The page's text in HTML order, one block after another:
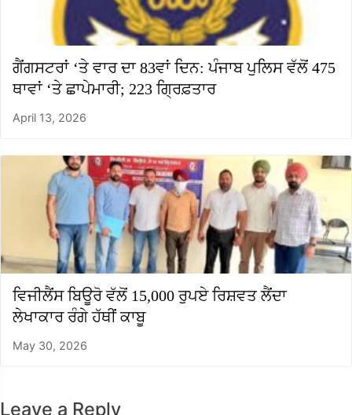
ਗੈਂਗਸਟਰਾਂ ‘ਤੇ ਵਾਰ ਦਾ 83ਵਾਂ ਦਿਨ: ਪੰਜਾਬ ਪੁਲਿਸ ਵੱਲੋਂ 475
ਥਾਵਾਂ ‘ਤੇ ਛਾਪੇਮਾਰੀ; 223 ਗ੍ਰਿਫ਼ਤਾਰ
April 13, 2026
ਵਿਜੀਲੈਂਸ ਬਿਊਰੋ ਵੱਲੋਂ 15,000 ਰੁਪਏ ਰਿਸ਼ਵਤ ਲੈਂਦਾ
ਲੇਖਾਕਾਰ ਰੰਗੇ ਹੱਥੀਂ ਕਾਬੂ
May 30, 2026
Leave a Reply